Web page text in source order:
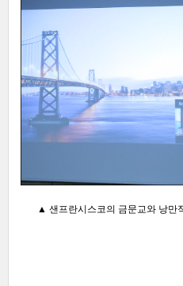
▲ 샌프란시스코의 금문교와 낭만